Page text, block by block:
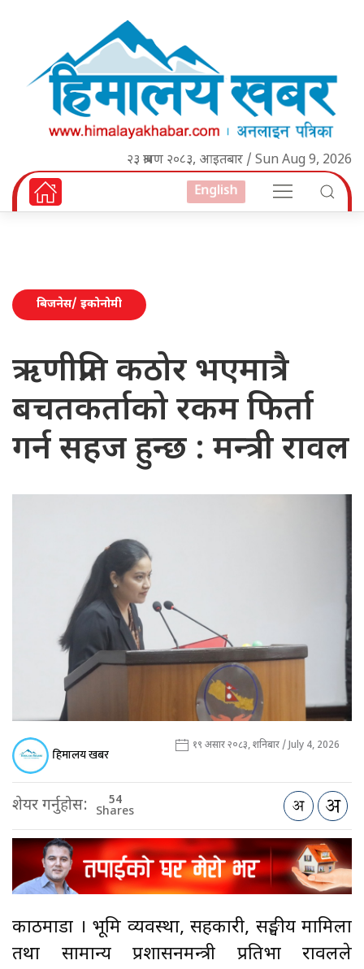
२३ श्रावण २०८३, आइतबार / Sun Aug 9, 2026
English
बिजनेस/ इकोनोमी
ऋणीप्रति कठोर भएमात्रै
बचतकर्ताको रकम फिर्ता
गर्न सहज हुन्छ : मन्त्री रावल
हिमालय खबर १९ असार २०८३, शनिबार / July 4, 2026
शेयर गर्नुहोस: 54
Shares
काठमाडौँ । भूमि व्यवस्था, सहकारी, सङ्घीय मामिला
तथा सामान्य प्रशासनमन्त्री प्रतिभा रावलले